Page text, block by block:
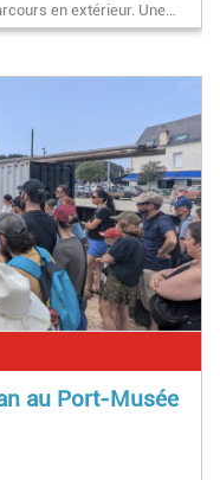
en extérieur. Une…
au Port-Musée